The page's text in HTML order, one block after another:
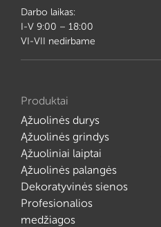
Darbo laikas:
I-V 9:00 – 18:00
VI-VII nedirbame
Produktai
Ąžuolinės durys
Ąžuolinės grindys
Ąžuoliniai laiptai
Ąžuolinės palangės
Dekoratyvinės sienos
Profesionalios
medžiagos